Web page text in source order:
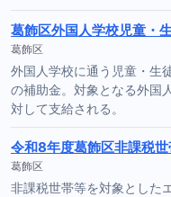
葛飾区外国人学校児童・
葛飾区
外国人学校に通う児童・生
の補助金。対象となる外国
対して支給される。
令和8年度葛飾区非課税
葛飾区
非課税世帯等を対象とした